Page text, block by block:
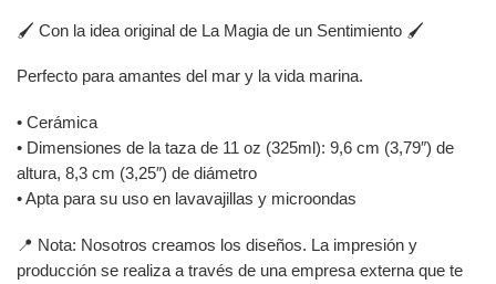
🖌️ Con la idea original de La Magia de un Sentimiento 🖌️
Perfecto para amantes del mar y la vida marina.
• Cerámica
• Dimensiones de la taza de 11 oz (325ml): 9,6 cm (3,79″) de
altura, 8,3 cm (3,25″) de diámetro
• Apta para su uso en lavavajillas y microondas
📍 Nota: Nosotros creamos los diseños. La impresión y
producción se realiza a través de una empresa externa que te